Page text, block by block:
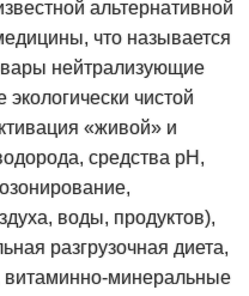
альтернативной
что называется
нейтрализующие
чистой
«живой» и
средства рН,
воды, продуктов),
разгрузочная диета,
минеральные